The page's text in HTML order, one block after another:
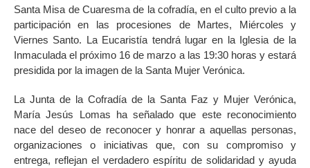
Santa Misa de Cuaresma de la cofradía, en el culto previo a la
participación en las procesiones de Martes, Miércoles y
Viernes Santo. La Eucaristía tendrá lugar en la Iglesia de la
Inmaculada el próximo 16 de marzo a las 19:30 horas y estará
presidida por la imagen de la Santa Mujer Verónica.
La Junta de la Cofradía de la Santa Faz y Mujer Verónica,
María Jesús Lomas ha señalado que este reconocimiento
nace del deseo de reconocer y honrar a aquellas personas,
organizaciones o iniciativas que, con su compromiso y
entrega, reflejan el verdadero espíritu de solidaridad y ayuda